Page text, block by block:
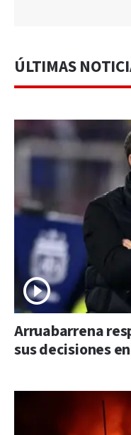
ÚLTIMAS
Arruabarrena
sus decisiones